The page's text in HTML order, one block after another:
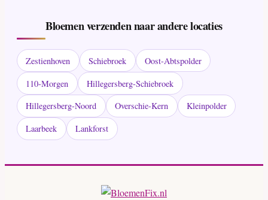
Bloemen verzenden naar andere locaties
Zestienhoven Schiebroek
Oost-Abtspolder
110-Morgen
Hillegersberg-Schiebroek
Hillegersberg-Noord
Overschie-Kern
Kleinpolder
Laarbeek
Lankforst